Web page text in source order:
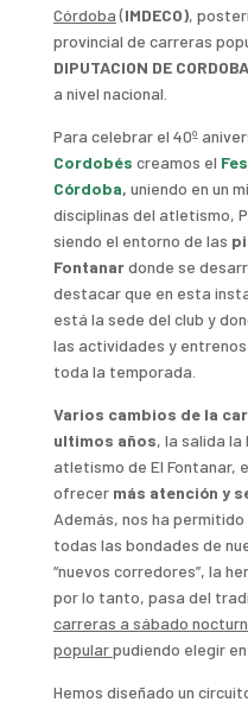
Córdoba(IMDECO),
provincial de carreras
DIPUTACION DE CORDOBA
a nivel nacional.
Para celebrar el 40º
Cordobés creamos el
Córdoba, uniendo en un
disciplinas del atletismo,
siendo el entorno de las
Fontanardonde se
destacar que en esta
está la sede del club y
las actividades y
toda la temporada.
Varios cambios de la
ultimos años, la salida
atletismo de El Fontanar,
ofrecer más atención y
Además, nos ha
todas las bondades de
“nuevos corredores”, la
por lo tanto, pasa del
carreras a sábado
popularpudiendo elegir
Hemos diseñado un